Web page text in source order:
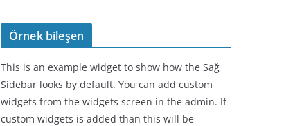
Örnek bileşen
This is an example widget to show how the Sağ
Sidebar looks by default. You can add custom
widgets from the widgets screen in the admin. If
custom widgets is added than this will be